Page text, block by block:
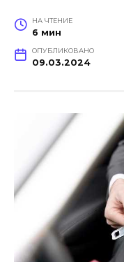
НА ЧТЕНИЕ
6 мин
ОПУБЛИКОВАНО
09.03.2024